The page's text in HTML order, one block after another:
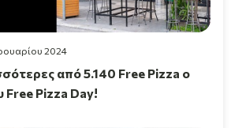
2024
από 5.140 Free Pizza ο
Free Pizza Day!